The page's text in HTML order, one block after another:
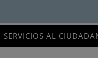
SERVICIOS AL